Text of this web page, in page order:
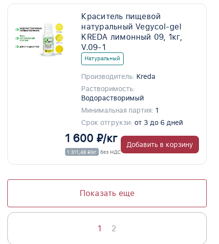
Краситель пищевой
натуральный Vegycol-gel
KREDA лимонный 09, 1кг,
V.09-1
Натуральный
Производитель: Kreda
Растворимость:
Водорастворимый
Минимальная партия: 1
Срок отгрукзи: от 3 до 6 дней
1 600 ₽/кг
1 311,48 ₽/кг без НДС
Добавить в корзину
Показать еще
1 2